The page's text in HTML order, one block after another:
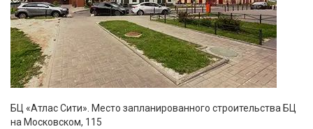
БЦ «Атлас Сити». Место запланированного строительства БЦ
на Московском, 115